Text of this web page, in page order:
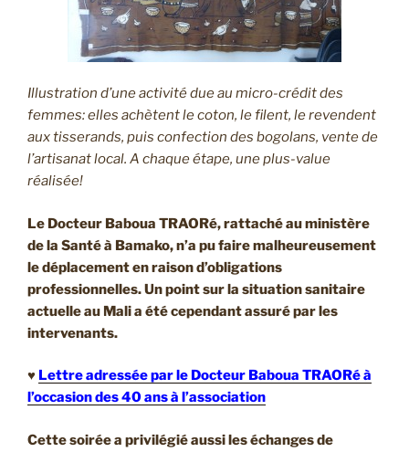
Illustration d’une activité due au micro-crédit des
femmes: elles achètent le coton, le filent, le revendent
aux tisserands, puis confection des bogolans, vente de
l’artisanat local. A chaque étape, une plus-value
réalisée!
Le Docteur Baboua TRAORé, rattaché au ministère
de la Santé à Bamako, n’a pu faire malheureusement
le déplacement en raison d’obligations
professionnelles. Un point sur la situation sanitaire
actuelle au Mali a été cependant assuré par les
intervenants.
♥ Lettre adressée par le Docteur Baboua TRAORé à
l’occasion des 40 ans à l’association
Cette soirée a privilégié aussi les échanges de